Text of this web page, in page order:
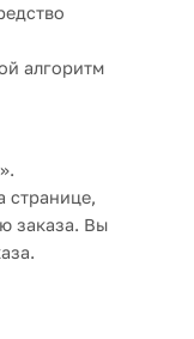
алгоритм
странице,
заказа. Вы